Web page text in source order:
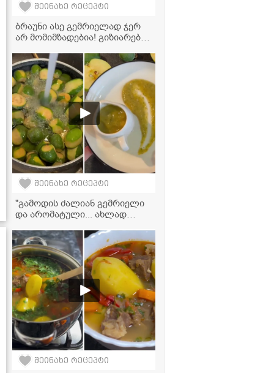
შეინახე რეცეპტი
ბრაუნი ასე გემრიელად ჯერ
არ მომიმზადებია! გიზიარებთ
შეინახე რეცეპტი
"გამოდის ძალიან გემრიელი
და არომატული... ახლად
მოგაგონებთ" - ფეიხოას
საწებლის ვიდეორეცეპტი
შეინახე რეცეპტი